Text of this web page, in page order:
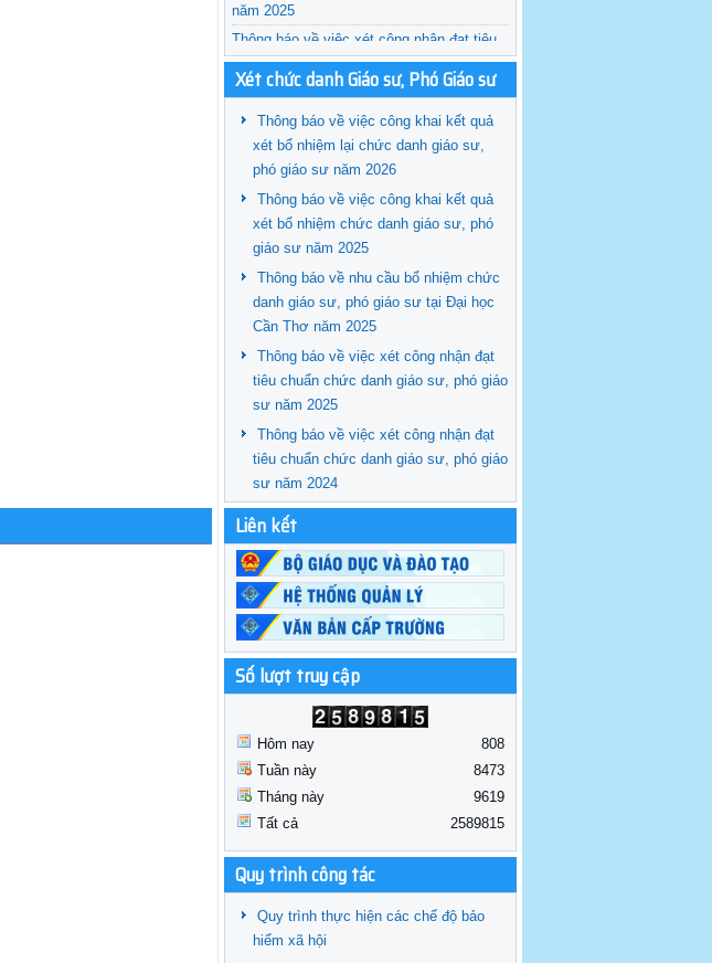
năm 2025
Thông báo về việc xét công nhận đạt tiêu
chuẩn chức danh giáo sư, phó giáo sư
năm 2024
Xét chức danh Giáo sư, Phó Giáo sư
Thông báo về việc công khai kết quả
xét bổ nhiệm lại chức danh giáo sư,
phó giáo sư năm 2026
Thông báo về việc công khai kết quả
xét bổ nhiệm chức danh giáo sư, phó
giáo sư năm 2025
Thông báo về nhu cầu bổ nhiệm chức
danh giáo sư, phó giáo sư tại Đại học
Cần Thơ năm 2025
Thông báo về việc xét công nhận đạt
tiêu chuẩn chức danh giáo sư, phó giáo
sư năm 2025
Thông báo về việc xét công nhận đạt
tiêu chuẩn chức danh giáo sư, phó giáo
sư năm 2024
Liên kết
Số lượt truy cập
Hôm nay
Tuần này
Tháng này
Tất cả
808
8473
9619
2589815
Quy trình công tác
Quy trình thực hiện các chế độ bảo
hiểm xã hội